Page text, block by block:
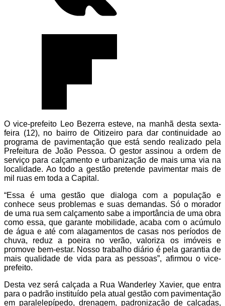
O vice-prefeito Leo Bezerra esteve, na manhã desta sexta-
feira (12), no bairro de Oitizeiro para dar continuidade ao
programa de pavimentação que está sendo realizado pela
Prefeitura de João Pessoa. O gestor assinou a ordem de
serviço para calçamento e urbanização de mais uma via na
localidade. Ao todo a gestão pretende pavimentar mais de
mil ruas em toda a Capital.
“Essa é uma gestão que dialoga com a população e
conhece seus problemas e suas demandas. Só o morador
de uma rua sem calçamento sabe a importância de uma obra
como essa, que garante mobilidade, acaba com o acúmulo
de água e até com alagamentos de casas nos períodos de
chuva, reduz a poeira no verão, valoriza os imóveis e
promove bem-estar. Nosso trabalho diário é pela garantia de
mais qualidade de vida para as pessoas”, afirmou o vice-
prefeito.
Desta vez será calçada a Rua Wanderley Xavier, que entra
para o padrão instituído pela atual gestão com pavimentação
em paralelepípedo, drenagem, padronização de calçadas,